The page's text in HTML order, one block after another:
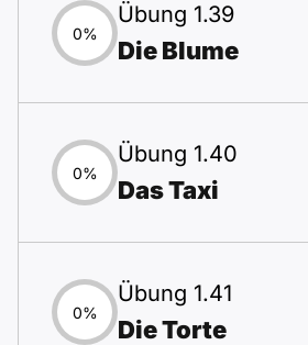
0%
Übung 1.39
Die Blume
0%
Übung 1.40
Das Taxi
0%
Übung 1.41
Die Torte